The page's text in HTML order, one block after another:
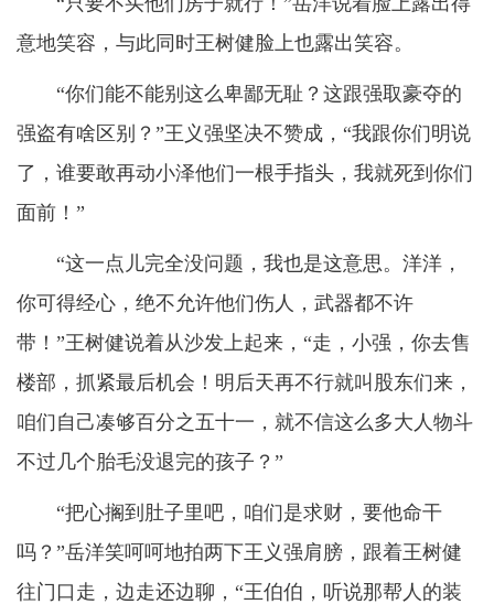
意地笑容，与此同时王树健脸上也露出笑容。
“你们能不能别这么卑鄙无耻？这跟强取豪夺的
强盗有啥区别？”王义强坚决不赞成，“我跟你们明说
了，谁要敢再动小泽他们一根手指头，我就死到你们
面前！”
“这一点儿完全没问题，我也是这意思。洋洋，
你可得经心，绝不允许他们伤人，武器都不许
带！”王树健说着从沙发上起来，“走，小强，你去售
楼部，抓紧最后机会！明后天再不行就叫股东们来，
咱们自己凑够百分之五十一，就不信这么多大人物斗
不过几个胎毛没退完的孩子？”
“把心搁到肚子里吧，咱们是求财，要他命干
吗？”岳洋笑呵呵地拍两下王义强肩膀，跟着王树健
往门口走，边走还边聊，“王伯伯，听说那帮人的装